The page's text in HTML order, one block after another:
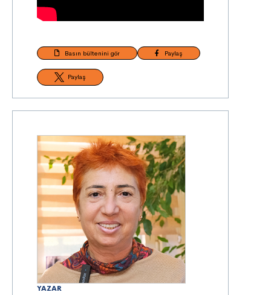
Basın bültenini gör Paylaş
Paylaş
YAZAR